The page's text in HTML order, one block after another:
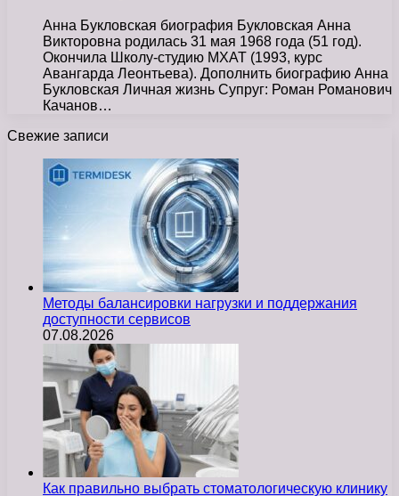
Анна Букловская биография Букловская Анна
Викторовна родилась 31 мая 1968 года (51 год).
Окончила Школу-студию МХАТ (1993, курс
Авангарда Леонтьева). Дополнить биографию Анна
Букловская Личная жизнь Супруг: Роман Романович
Качанов…
Свежие записи
Методы балансировки нагрузки и поддержания
доступности сервисов
07.08.2026
Как правильно выбрать стоматологическую клинику